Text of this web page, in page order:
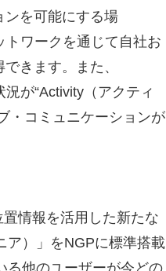
ンを可能にする場
トワークを通じて自社お
きます。また、
が“Activity（アクティ
・コミュニケーションが
情報を活用した新たな
ア）」をNGPに標準搭載